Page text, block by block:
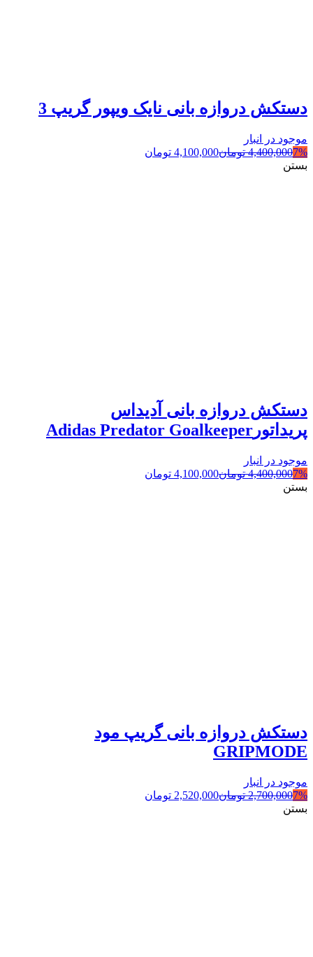
دستکش دروازه بانی نایک ویپور گریپ 3
موجود در انبار
7%
4,400,000 تومان4,100,000 تومان
بستن
دستکش دروازه بانی آدیداس
پریداتورAdidas Predator Goalkeeper
موجود در انبار
7%
4,400,000 تومان4,100,000 تومان
بستن
دستکش دروازه بانی گریپ مود
GRIPMODE
موجود در انبار
7%
2,700,000 تومان2,520,000 تومان
بستن